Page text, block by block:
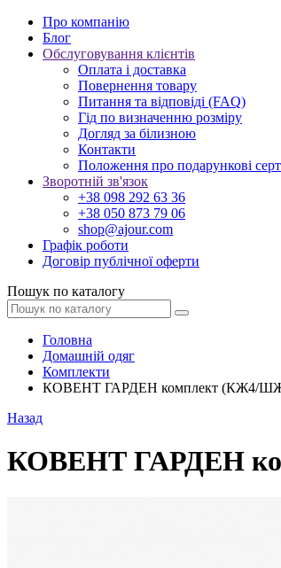
Про компанію
Блог
Обслуговування клієнтів
Оплата і доставка
Повернення товару
Питання та відповіді (FAQ)
Гід по визначенню розміру
Догляд за білизною
Контакти
Положення про подарункові
Зворотній зв'язок
+38 098 292 63 36
+38 050 873 79 06
shop@ajour.com
Графік роботи
Договір публічної оферти
Пошук по каталогу
Головна
Домашній одяг
Комплекти
КОВЕНТ ГАРДЕН комплект (КЖ4/
Назад
КОВЕНТ ГАРДЕН